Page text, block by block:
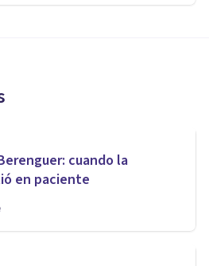
cuando la
en paciente